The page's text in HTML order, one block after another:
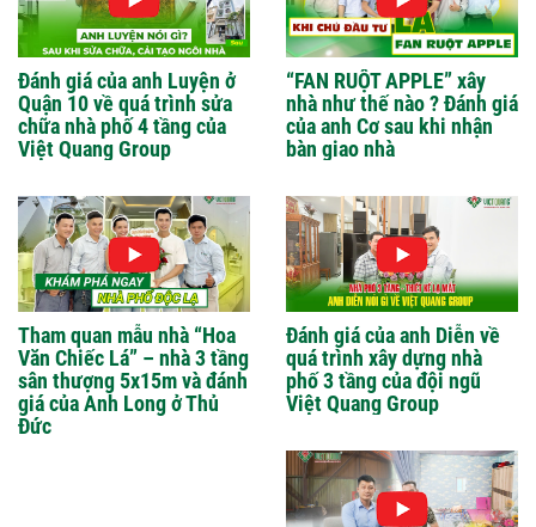
Đánh giá của anh Luyện ở
Quận 10 về quá trình sửa
chữa nhà phố 4 tầng của
Việt Quang Group
“FAN RUỘT APPLE” xây
nhà như thế nào ? Đánh giá
của anh Cơ sau khi nhận
bàn giao nhà
Tham quan mẫu nhà “Hoa
Văn Chiếc Lá” – nhà 3 tầng
sân thượng 5x15m và đánh
giá của Anh Long ở Thủ
Đức
Đánh giá của anh Diễn về
quá trình xây dựng nhà
phố 3 tầng của đội ngũ
Việt Quang Group